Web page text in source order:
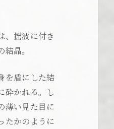
、揺波に付き
晶。
を盾にした結
砕かれる。し
薄い見た目に
たかのように